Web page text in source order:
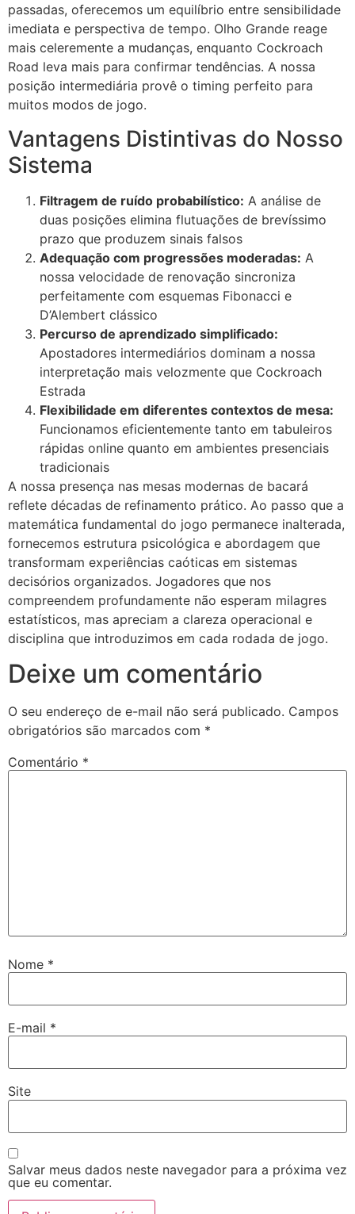
passadas, oferecemos um equilíbrio entre sensibilidade
imediata e perspectiva de tempo. Olho Grande reage
mais celeremente a mudanças, enquanto Cockroach
Road leva mais para confirmar tendências. A nossa
posição intermediária provê o timing perfeito para
muitos modos de jogo.
Vantagens Distintivas do Nosso
Sistema
Filtragem de ruído probabilístico: A análise de
duas posições elimina flutuações de brevíssimo
prazo que produzem sinais falsos
Adequação com progressões moderadas: A
nossa velocidade de renovação sincroniza
perfeitamente com esquemas Fibonacci e
D’Alembert clássico
Percurso de aprendizado simplificado:
Apostadores intermediários dominam a nossa
interpretação mais velozmente que Cockroach
Estrada
Flexibilidade em diferentes contextos de mesa:
Funcionamos eficientemente tanto em tabuleiros
rápidas online quanto em ambientes presenciais
tradicionais
A nossa presença nas mesas modernas de bacará
reflete décadas de refinamento prático. Ao passo que a
matemática fundamental do jogo permanece inalterada,
fornecemos estrutura psicológica e abordagem que
transformam experiências caóticas em sistemas
decisórios organizados. Jogadores que nos
compreendem profundamente não esperam milagres
estatísticos, mas apreciam a clareza operacional e
disciplina que introduzimos em cada rodada de jogo.
Deixe um comentário
O seu endereço de e-mail não será publicado. Campos
obrigatórios são marcados com *
Comentário *
Nome *
E-mail *
Site
Salvar meus dados neste navegador para a próxima vez
que eu comentar.